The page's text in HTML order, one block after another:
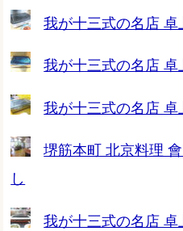
我が十三式の名店
我が十三式の名店
我が十三式の名店
堺筋本町 北京料理
し
我が十三式の名店